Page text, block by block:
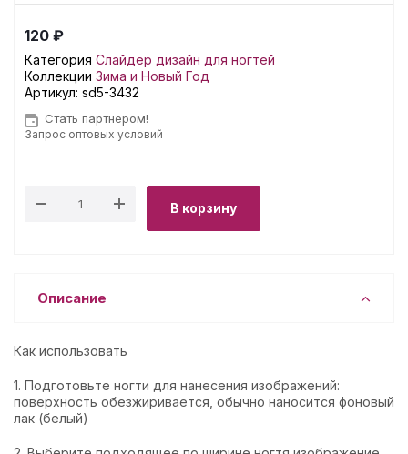
120 ₽
Категория Слайдер дизайн для ногтей
Коллекции Зима и Новый Год
Артикул: sd5-3432
Стать партнером!
Запрос оптовых условий
В корзину
Описание
Как использовать
1. Подготовьте ногти для нанесения изображений:
поверхность обезжиривается, обычно наносится фоновый
лак (белый)